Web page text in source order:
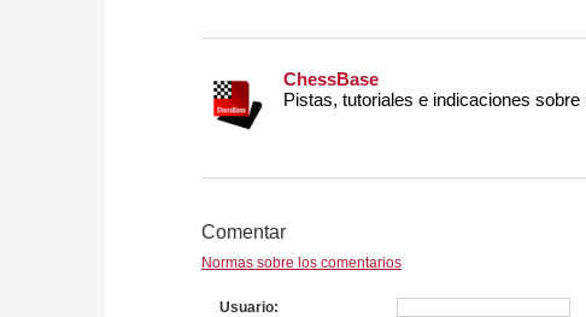
ChessBase
Pistas, tutoriales e indicaciones
Comentar
Normas sobre los comentarios
Usuario